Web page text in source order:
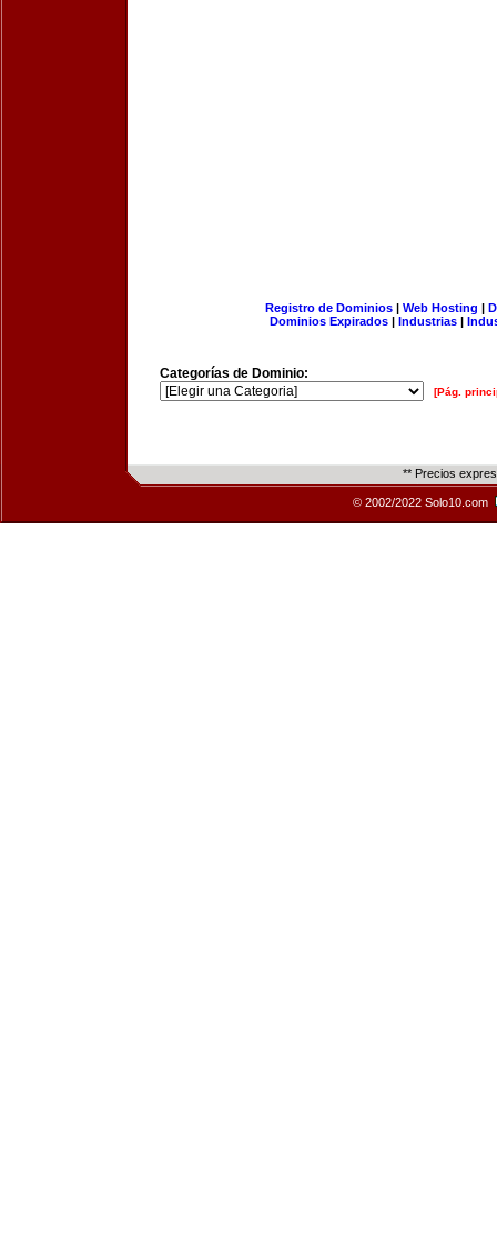
Registro de Dominios| Web Hosting |
Dominios Expirados | Industrias |
Categorías de Dominio:
[Pág.
** Precios
© 2002/2022 Solo10.com